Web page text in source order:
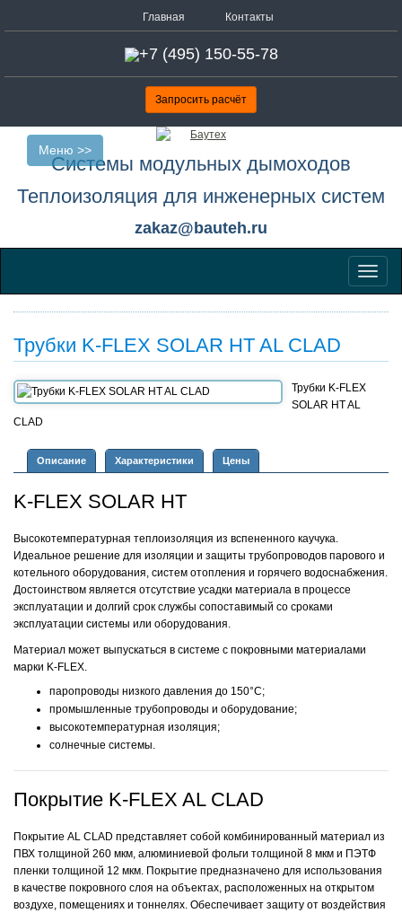
Главная Контакты
+7 (495) 150-55-78
Запросить расчёт
Системы модульных дымоходов
Теплоизоляция для инженерных систем
zakaz@bauteh.ru
Меню
Меню >>
Трубки K-FLEX SOLAR HT AL CLAD
Трубки K-FLEX
SOLAR HT AL
CLAD
Описание Характеристики Цены
K-FLEX SOLAR HT
Высокотемпературная теплоизоляция из вспененного каучука.
Идеальное решение для изоляции и защиты трубопроводов парового и
котельного оборудования, систем отопления и горячего водоснабжения.
Достоинством является отсутствие усадки материала в процессе
эксплуатации и долгий срок службы сопоставимый со сроками
эксплуатации системы или оборудования.
Материал может выпускаться в системе с покровными материалами
марки K-FLEX.
паропроводы низкого давления до 150°С;
промышленные трубопроводы и оборудование;
высокотемпературная изоляция;
солнечные системы.
Покрытие K-FLEX AL CLAD
Покрытие AL CLAD представляет собой комбинированный материал из
ПВХ толщиной 260 мкм, алюминиевой фольги толщиной 8 мкм и ПЭТФ
пленки толщиной 12 мкм. Покрытие предназначено для использования
в качестве покровного слоя на объектах, расположенных на открытом
воздухе, помещениях и тоннелях. Обеспечивает защиту от воздействия